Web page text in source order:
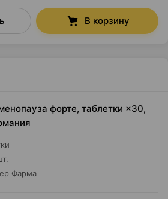
В корзину
форте, таблетки ×30,
Фарма